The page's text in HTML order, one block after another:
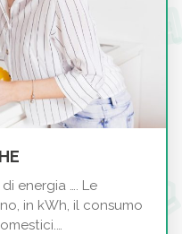
energia …. Le
in kWh, il consumo